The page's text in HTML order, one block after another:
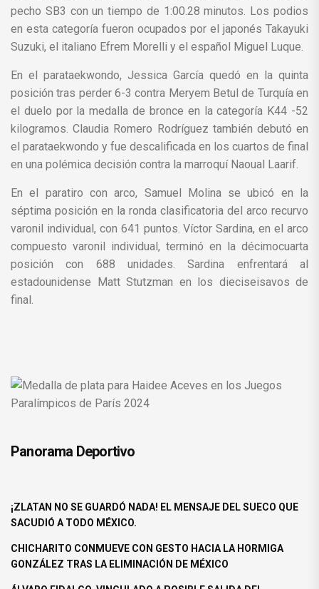
pecho SB3 con un tiempo de 1:00.28 minutos. Los podios
en esta categoría fueron ocupados por el japonés Takayuki
Suzuki, el italiano Efrem Morelli y el español Miguel Luque.
En el parataekwondo, Jessica García quedó en la quinta
posición tras perder 6-3 contra Meryem Betul de Turquía en
el duelo por la medalla de bronce en la categoría K44 -52
kilogramos. Claudia Romero Rodríguez también debutó en
el parataekwondo y fue descalificada en los cuartos de final
en una polémica decisión contra la marroquí Naoual Laarif.
En el paratiro con arco, Samuel Molina se ubicó en la
séptima posición en la ronda clasificatoria del arco recurvo
varonil individual, con 641 puntos. Víctor Sardina, en el arco
compuesto varonil individual, terminó en la décimocuarta
posición con 688 unidades. Sardina enfrentará al
estadounidense Matt Stutzman en los dieciseisavos de
final.
Panorama Deportivo
¡ZLATAN NO SE GUARDÓ NADA! EL MENSAJE DEL SUECO QUE
SACUDIÓ A TODO MÉXICO.
CHICHARITO CONMUEVE CON GESTO HACIA LA HORMIGA
GONZÁLEZ TRAS LA ELIMINACIÓN DE MÉXICO